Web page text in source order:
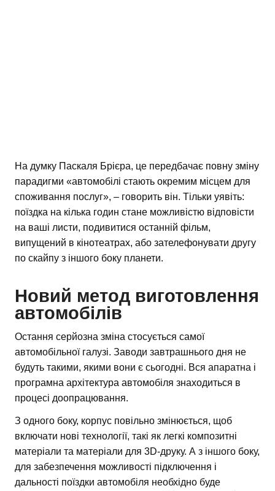
На думку Паскаля Брієра, це передбачає повну зміну
парадигми «автомобілі стають окремим місцем для
споживання послуг», – говорить він. Тільки уявіть:
поїздка на кілька годин стане можливістю відповісти
на ваші листи, подивитися останній фільм,
випущений в кінотеатрах, або зателефонувати другу
по скайпу з іншого боку планети.
Новий метод виготовлення
автомобілів
Остання серйозна зміна стосується самої
автомобільної галузі. Заводи завтрашнього дня не
будуть такими, якими вони є сьогодні. Вся апаратна і
програмна архітектура автомобіля знаходиться в
процесі доопрацювання.
З одного боку, корпус повільно змінюється, щоб
включати нові технології, такі як легкі композитні
матеріали та матеріали для 3D-друку. А з іншого боку,
для забезпечення можливості підключення і
дальності поїздки автомобіля необхідно буде